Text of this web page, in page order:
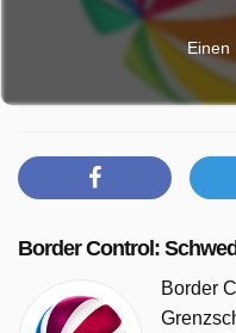
Einen
Border Control:
Border